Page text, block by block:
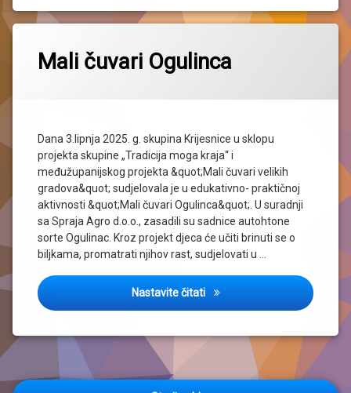
Mali čuvari Ogulinca
Dana 3.lipnja 2025. g. skupina Krijesnice u sklopu
projekta skupine „Tradicija moga kraja“ i
međužupanijskog projekta &quot;Mali čuvari velikih
gradova&quot; sudjelovala je u edukativno- praktičnoj
aktivnosti &quot;Mali čuvari Ogulinca&quot;. U suradnji
sa Spraja Agro d.o.o., zasadili su sadnice autohtone
sorte Ogulinac. Kroz projekt djeca će učiti brinuti se o
biljkama, promatrati njihov rast, sudjelovati u …
Nastavite čitati Mali čuvari Ogulinca
Navigacija